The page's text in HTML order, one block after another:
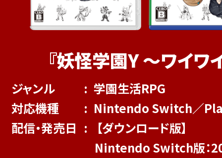
『妖怪学園Y ～ワイワ
ジャンル
学園生活RPG
対応機種
Nintendo Switch／
配信・発売日
【ダウンロード版】
Nintendo Switch版：